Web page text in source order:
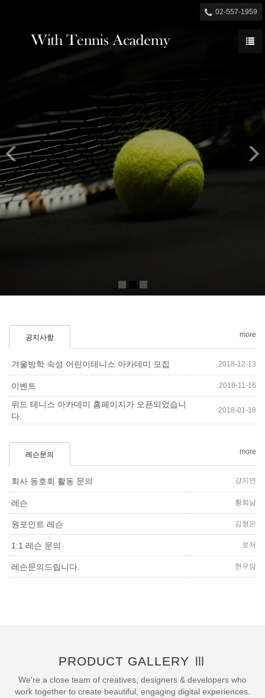
 02-557-1959
WITH TENNIS
We Offer Full Array of Tennis Programs For You
공지사항 more
겨울방학 속성 어린이테니스 아카데미 모집 2018-12-13
이벤트 2018-11-16
위드 테니스 아카데미 홈페이지가 오픈되었습니
다.
2018-01-18
레슨문의 more
회사 동호회 활동 문의 강지연
레슨 황희남
원포인트 레슨 김형은
1:1 레슨 문의 로저
레슨문의드립니다. 현우맘
PRODUCT GALLERY Ⅲ
We're a close team of creatives, designers & developers who
work together to create beautiful, engaging digital experiences.